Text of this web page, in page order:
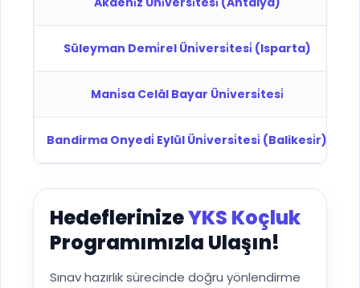
Süleyman Demi̇rel Üni̇versi̇tesi̇ (Isparta)
Mani̇sa Celâl Bayar Üni̇versi̇tesi̇
Bandirma Onyedi̇ Eylül Üni̇versi̇tesi̇ (Balikesi̇r)
HedeflerinizeYKS Koçluk
Programımızla Ulaşın!
Sınav hazırlık sürecinde doğru yönlendirme